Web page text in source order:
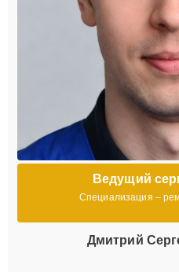
Ведущий
Специализация –
Дмитрий